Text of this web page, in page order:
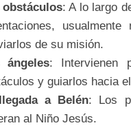
obstáculos: A lo largo
de su misión.
ángeles: Intervienen
y guiarlos hacia
a Belén: Los
al Niño Jesús.